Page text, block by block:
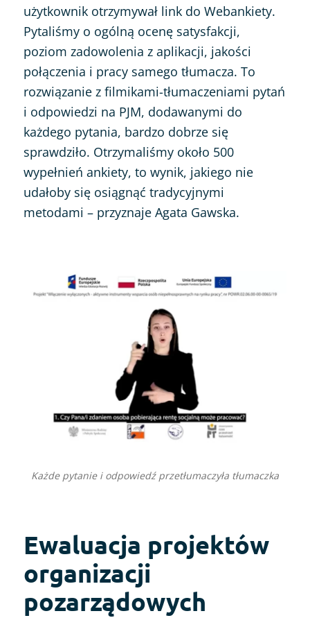
użytkownik otrzymywał link do Webankiety.
Pytaliśmy o ogólną ocenę satysfakcji,
poziom zadowolenia z aplikacji, jakości
połączenia i pracy samego tłumacza. To
rozwiązanie z filmikami-tłumaczeniami pytań
i odpowiedzi na PJM, dodawanymi do
każdego pytania, bardzo dobrze się
sprawdziło. Otrzymaliśmy około 500
wypełnień ankiety, to wynik, jakiego nie
udałoby się osiągnąć tradycyjnymi
metodami – przyznaje Agata Gawska.
Każde pytanie i odpowiedź przetłumaczyła tłumaczka
Ewaluacja projektów
organizacji
pozarządowych